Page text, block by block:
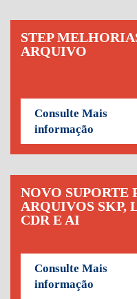
STEP
ARQUIVO
Consulte Mais
informação
NOVO SUPORTE
ARQUIVOS SKP,
CDR E AI
Consulte Mais
informação